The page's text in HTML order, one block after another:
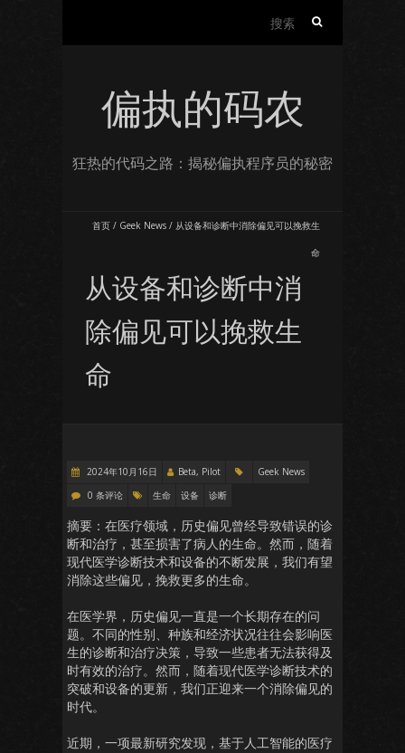
偏执的码农
狂热的代码之路：揭秘偏执程序员的秘密
首页 / Geek News / 从设备和诊断中消除偏见可以挽救生
命
从设备和诊断中消
除偏见可以挽救生
命
2024年10月16日 Beta, Pilot
Geek News
0 条评论
生命 设备 诊断
摘要：在医疗领域，历史偏见曾经导致错误的诊
断和治疗，甚至损害了病人的生命。然而，随着
现代医学诊断技术和设备的不断发展，我们有望
消除这些偏见，挽救更多的生命。
在医学界，历史偏见一直是一个长期存在的问
题。不同的性别、种族和经济状况往往会影响医
生的诊断和治疗决策，导致一些患者无法获得及
时有效的治疗。然而，随着现代医学诊断技术的
突破和设备的更新，我们正迎来一个消除偏见的
时代。
近期，一项最新研究发现，基于人工智能的医疗